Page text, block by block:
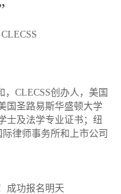
CLECSS
，CLECSS创办人，美国
国圣路易斯华盛顿大学
士及法学专业证书；纽
律师事务所和上市公司
成功报名明天